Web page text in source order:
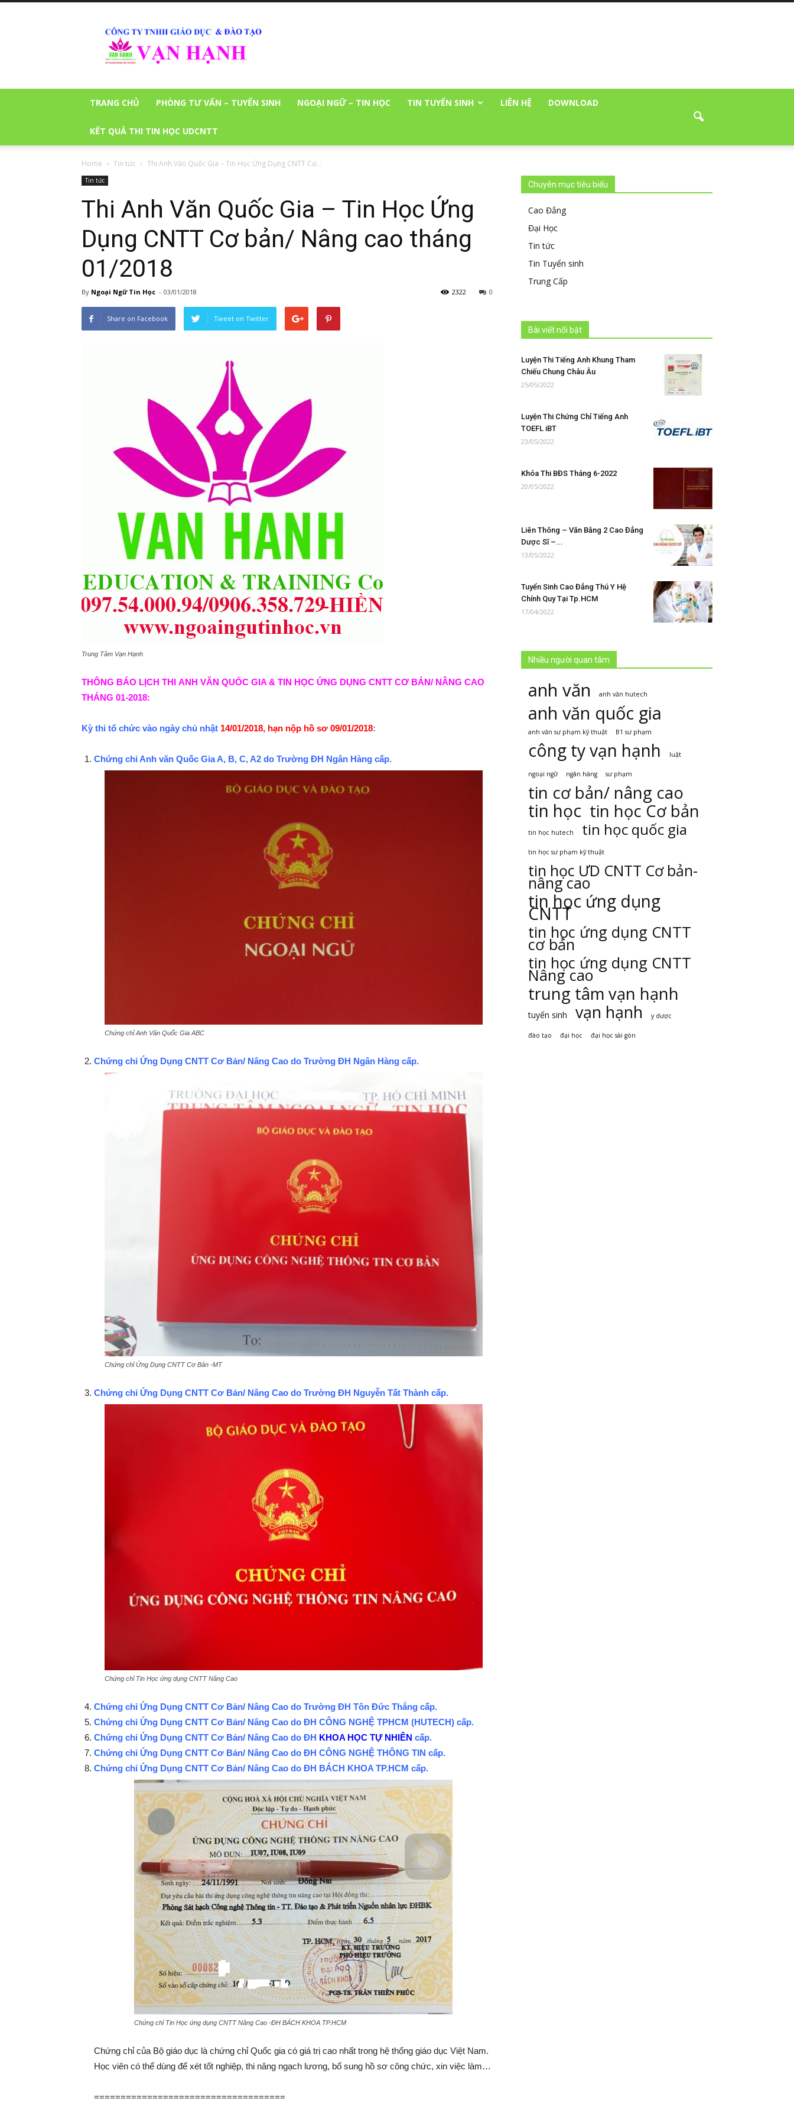
Ngoại
Ngữ
Tin
Học
TRANG CHỦ PHÒNG TƯ VẤN – TUYỂN SINH NGOẠI NGỮ – TIN HỌC TIN TUYỂN SINH LIÊN HỆ DOWNLOAD
KẾT QUẢ THI TIN HỌC UDCNTT
Home Tin tức Thi Anh Văn Quốc Gia – Tin Học Ứng Dụng CNTT Cơ...
Tin tức
Thi Anh Văn Quốc Gia – Tin Học Ứng
Dụng CNTT Cơ bản/ Nâng cao tháng
01/2018
By Ngoại Ngữ Tin Học - 03/01/2018 0
2322
Share on Facebook Tweet on Twitter
Trung Tâm Vạn Hạnh
THÔNG BÁO LỊCH THI ANH VĂN QUỐC GIA & TIN HỌC ỨNG DỤNG CNTT CƠ BẢN/ NÂNG CAO
THÁNG 01-2018:
Kỳ thi tổ chức vào ngày chủ nhật 14/01/2018, hạn nộp hồ sơ 09/01/2018:
Chứng chỉ Anh văn Quốc Gia A, B, C, A2 do Trường ĐH Ngân Hàng cấp.
Chứng chỉ Anh Văn Quốc Gia ABC
Chứng chỉ Ứng Dụng CNTT Cơ Bản/ Nâng Cao do Trường ĐH Ngân Hàng cấp.
Chứng chỉ Ứng Dụng CNTT Cơ Bản -MT
Chứng chỉ Ứng Dụng CNTT Cơ Bản/ Nâng Cao do Trường ĐH Nguyễn Tất Thành cấp.
Chứng chỉ Tin Học ứng dụng CNTT Nâng Cao
Chứng chỉ Ứng Dụng CNTT Cơ Bản/ Nâng Cao do Trường ĐH Tôn Đức Thắng cấp.
Chứng chỉ Ứng Dụng CNTT Cơ Bản/ Nâng Cao do ĐH CÔNG NGHỆ TPHCM (HUTECH) cấp.
Chứng chỉ Ứng Dụng CNTT Cơ Bản/ Nâng Cao do ĐH KHOA HỌC TỰ NHIÊN cấp.
Chứng chỉ Ứng Dụng CNTT Cơ Bản/ Nâng Cao do ĐH CÔNG NGHỆ THÔNG TIN cấp.
Chứng chỉ Ứng Dụng CNTT Cơ Bản/ Nâng Cao do ĐH BÁCH KHOA TP.HCM cấp.
Chứng chỉ Tin Học ứng dụng CNTT Nâng Cao -ĐH BÁCH KHOA TP.HCM
Chứng chỉ của Bộ giáo dục là chứng chỉ Quốc gia có giá trị cao nhất trong hệ thống giáo dục Việt Nam.
Học viên có thể dùng để xét tốt nghiệp, thi nâng ngạch lương, bổ sung hồ sơ công chức, xin việc làm…
====================================
Chuyên mục tiêu biểu
Cao Đẳng
Đại Học
Tin tức
Tin Tuyển sinh
Trung Cấp
Bài viết nổi bật
Luyện Thi Tiếng Anh Khung Tham
Chiếu Chung Châu Âu
25/05/2022
Luyện Thi Chứng Chỉ Tiếng Anh
TOEFL iBT
23/05/2022
Khóa Thi BĐS Tháng 6-2022
20/05/2022
Liên Thông – Văn Bằng 2 Cao Đẳng
Dược Sĩ –...
13/05/2022
Tuyển Sinh Cao Đẳng Thú Y Hệ
Chính Quy Tại Tp.HCM
17/04/2022
Nhiều người quan tâm
anh văn anh văn hutech
anh văn quốc gia
anh văn sư phạm kỹ thuật B1 sư phạm
công ty vạn hạnh luật
ngoại ngữ ngân hàng sư phạm
tin cơ bản/ nâng cao
tin học tin học Cơ bản
tin học hutech tin học quốc gia
tin học sư phạm kỹ thuật
tin học ƯD CNTT Cơ bản-
nâng cao
tin học ứng dụng
CNTT
tin học ứng dụng CNTT
cơ bản
tin học ứng dụng CNTT
Nâng cao
trung tâm vạn hạnh
tuyển sinh vạn hạnh y dược
đào tạo đại học đại học sài gòn